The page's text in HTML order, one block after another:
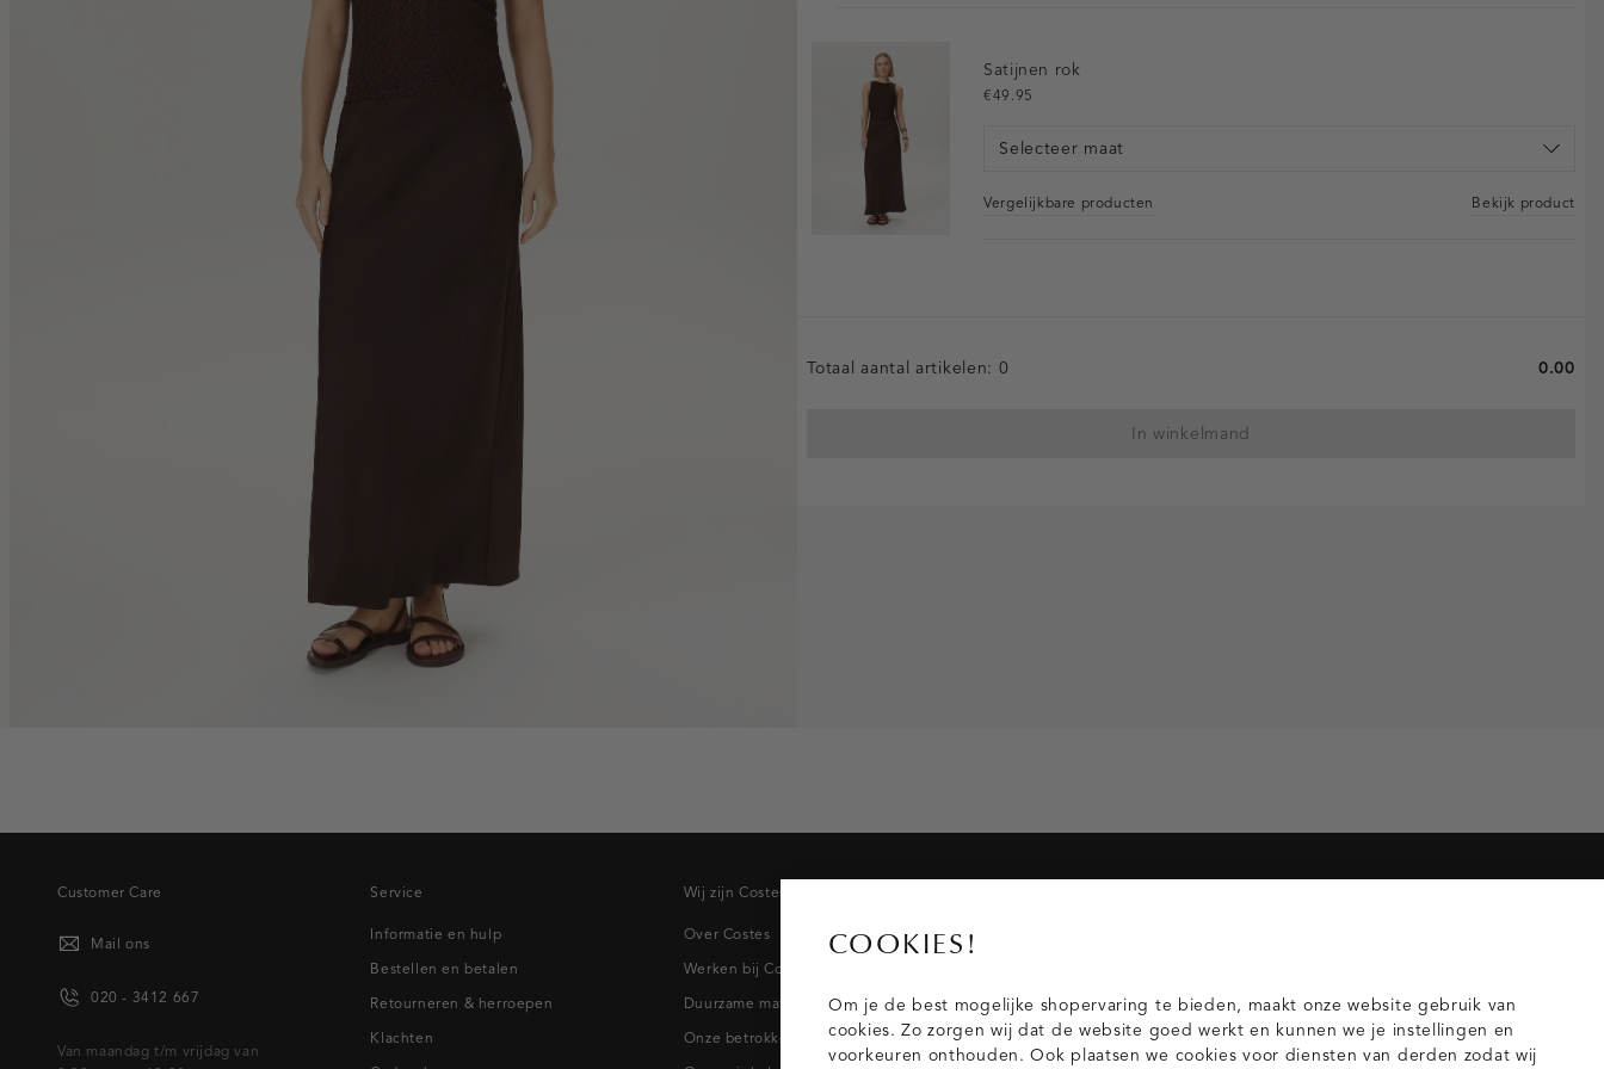
Satijnen rok
€49.95
Selecteer maat
Vergelijkbare producten Bekijk product
Totaal aantal artikelen: 0 0.00
In winkelmand
Customer Care
Mail ons
020 - 3412 667
Van maandag t/m vrijdag van
Service
Informatie en hulp
Bestellen en betalen
Retourneren & herroepen
Klachten
Wij zijn Costes
Over Costes
Werken bij Costes
Duurzame materialen
Onze betrokkenheid
Blazers & gilets
Blouses
COOKIES!
Om je de best mogelijke shopervaring te bieden, maakt onze website gebruik van
cookies. Zo zorgen wij dat de website goed werkt en kunnen we je instellingen en
voorkeuren onthouden. Ook plaatsen we cookies voor diensten van derden zodat wij